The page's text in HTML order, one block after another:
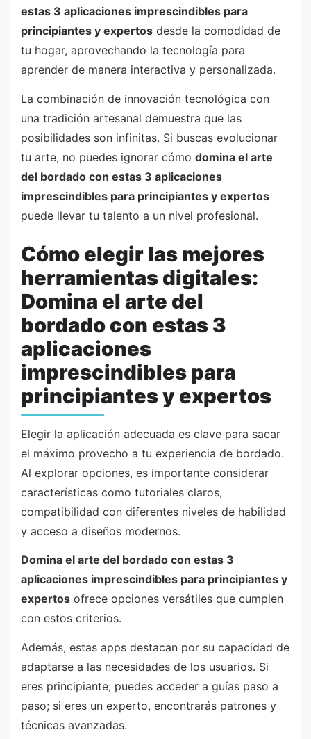
estas 3 aplicaciones imprescindibles para
principiantes y expertos desde la comodidad de
tu hogar, aprovechando la tecnología para
aprender de manera interactiva y personalizada.
La combinación de innovación tecnológica con
una tradición artesanal demuestra que las
posibilidades son infinitas. Si buscas evolucionar
tu arte, no puedes ignorar cómo domina el arte
del bordado con estas 3 aplicaciones
imprescindibles para principiantes y expertos
puede llevar tu talento a un nivel profesional.
Cómo elegir las mejores
herramientas digitales:
Domina el arte del
bordado con estas 3
aplicaciones
imprescindibles para
principiantes y expertos
Elegir la aplicación adecuada es clave para sacar
el máximo provecho a tu experiencia de bordado.
Al explorar opciones, es importante considerar
características como tutoriales claros,
compatibilidad con diferentes niveles de habilidad
y acceso a diseños modernos.
Domina el arte del bordado con estas 3
aplicaciones imprescindibles para principiantes y
expertos ofrece opciones versátiles que cumplen
con estos criterios.
Además, estas apps destacan por su capacidad de
adaptarse a las necesidades de los usuarios. Si
eres principiante, puedes acceder a guías paso a
paso; si eres un experto, encontrarás patrones y
técnicas avanzadas.